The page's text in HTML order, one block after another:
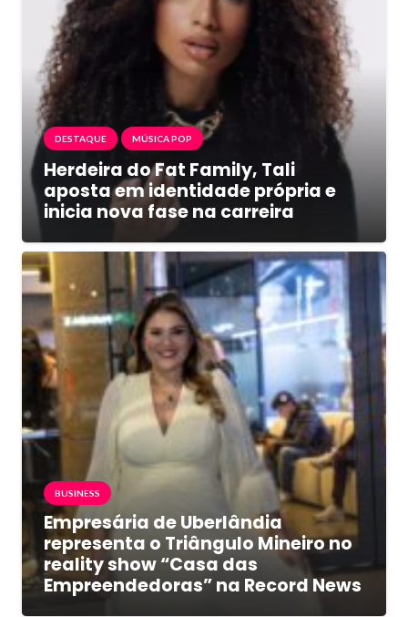
DESTAQUE MÚSICA POP
Herdeira do Fat Family, Tali
aposta em identidade própria e
inicia nova fase na carreira
BUSINESS
Empresária de Uberlândia
representa o Triângulo Mineiro no
reality show “Casa das
Empreendedoras” na Record News